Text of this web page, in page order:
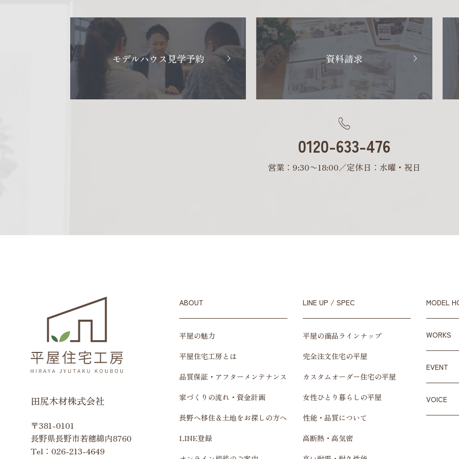
モデルハウス見学予約 資料請求
0120-633-476
営業：9:30〜18:00／定休日：水曜・祝日
田尻木材株式会社
〒381-0101
長野県長野市若穂綿内8760
Tel： 026-213-4649
ABOUT
平屋の魅力
平屋住宅工房とは
品質保証・アフターメンテナンス
家づくりの流れ・資金計画
長野へ移住＆土地をお探しの方へ
LINE登録
LINE UP / SPEC
平屋の商品ラインナップ
完全注文住宅の平屋
カスタムオーダー住宅の平屋
女性ひとり暮らしの平屋
性能・品質について
高断熱・高気密
MODEL
WORKS
EVENT
VOICE